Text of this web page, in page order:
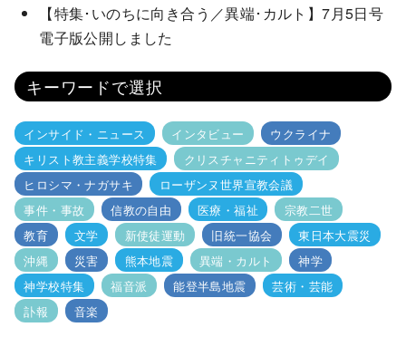
【特集･いのちに向き合う／異端･カルト】7月5日号
電子版公開しました
キーワードで選択
インサイド・ニュース インタビュー
ウクライナ
キリスト教主義学校特集
クリスチャニティトゥデイ
ヒロシマ・ナガサキ
ローザンヌ世界宣教会議
事件・事故
信教の自由 医療・福祉
宗教二世
教育
文学 新使徒運動 旧統一協会
東日本大震災
沖縄
災害 熊本地震 異端・カルト
神学
神学校特集
福音派 能登半島地震
芸術・芸能
訃報
音楽